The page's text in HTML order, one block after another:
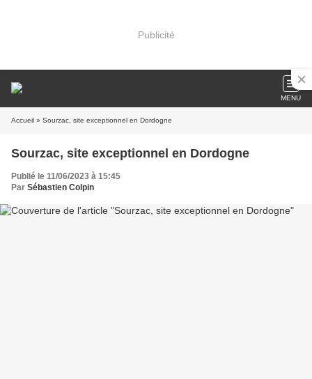
Publicité
MENU
Accueil » Sourzac, site exceptionnel en Dordogne
Sourzac, site exceptionnel en Dordogne
Publié le 11/06/2023 à 15:45
Par Sébastien Colpin